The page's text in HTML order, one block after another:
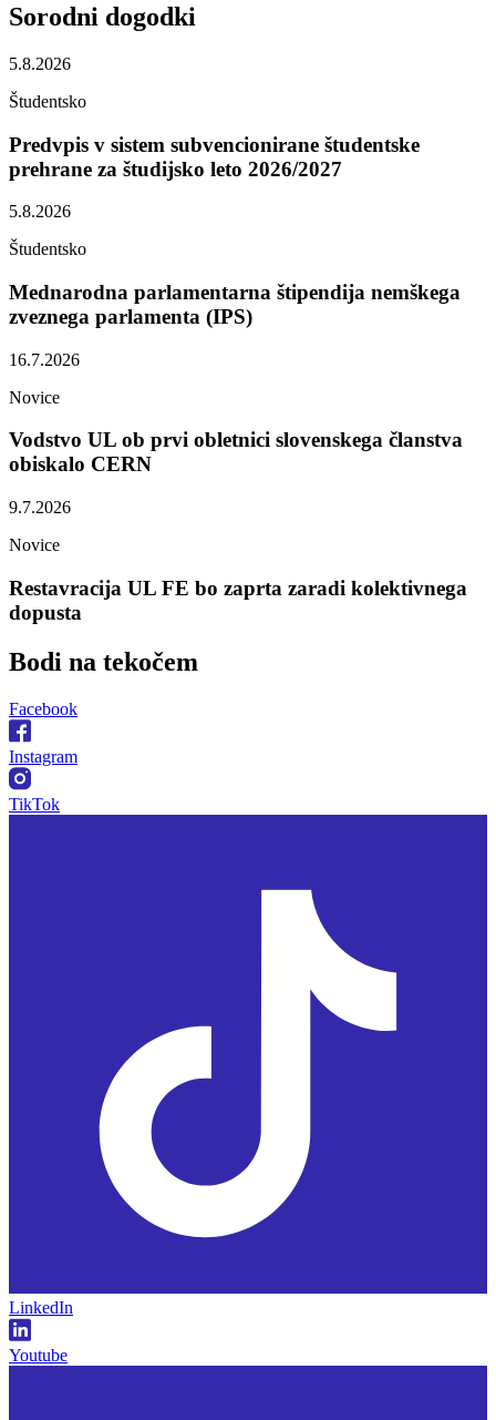
Sorodni dogodki
5.8.2026
Študentsko
Predvpis v sistem subvencionirane študentske
prehrane za študijsko leto 2026/2027
5.8.2026
Študentsko
Mednarodna parlamentarna štipendija nemškega
zveznega parlamenta (IPS)
16.7.2026
Novice
Vodstvo UL ob prvi obletnici slovenskega članstva
obiskalo CERN
9.7.2026
Novice
Restavracija UL FE bo zaprta zaradi kolektivnega
dopusta
Bodi na tekočem
Facebook
Instagram
TikTok
LinkedIn
Youtube